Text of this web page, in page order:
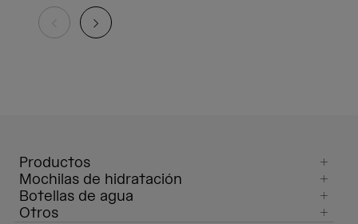
Productos
Mochilas de hidratación
Botellas de agua
Otros